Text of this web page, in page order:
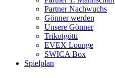
Partner Nachwuchs
Gönner werden
Unsere Gönner
Trikotgötti
EVEX Lounge
SWICA Box
Spielplan